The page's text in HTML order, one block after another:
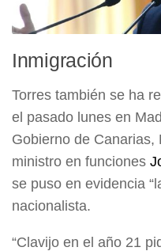
Inmigración
Torres también se ha
el pasado lunes en
Gobierno de Canarias,
ministro en funciones
se puso en evidencia
nacionalista.
“Clavijo en el año 21